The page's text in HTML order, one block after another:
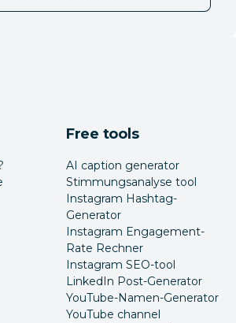
Free tools
AI caption generator
Stimmungsanalyse tool
Instagram Hashtag-
Generator
Instagram Engagement-
Rate Rechner
Instagram SEO-tool
LinkedIn Post-Generator
YouTube-Namen-Generator
YouTube channel